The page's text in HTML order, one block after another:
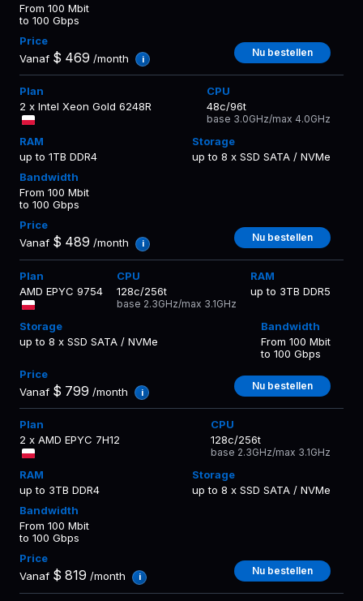
From 100 Mbit
to 100 Gbps
Vanaf $ 469 /month i
Nu bestellen
2 x Intel Xeon Gold 6248R 48c/96t
base 3.0GHz/max 4.0GHz
up to 1TB DDR4 up to 8 x SSD SATA / NVMe
From 100 Mbit
to 100 Gbps
Vanaf $ 489 /month i
Nu bestellen
AMD EPYC 9754 128c/256t
base 2.3GHz/max 3.1GHz
up to 3TB DDR5
up to 8 x SSD SATA / NVMe
From 100 Mbit
to 100 Gbps
Vanaf $ 799 /month i
Nu bestellen
2 x AMD EPYC 7H12 128c/256t
base 2.3GHz/max 3.1GHz
up to 3TB DDR4 up to 8 x SSD SATA / NVMe
From 100 Mbit
to 100 Gbps
Vanaf $ 819 /month i
Nu bestellen